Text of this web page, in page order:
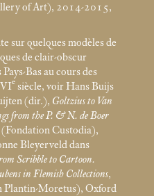
of Art), 2014-2015,
sur quelques modèles de
de clair-obscur
Bas au cours des
e siècle, voir Hans Buijs
(dir.), Goltzius to Van
from the P. & N. de Boer
(Fondation Custodia),
Bleyerveld dans
Scribble to Cartoon.
in Flemish Collections,
Plantin-Moretus), Oxford